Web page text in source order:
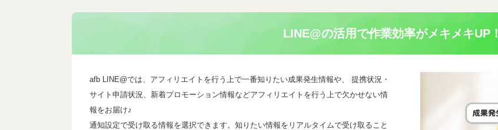
LINE@の活用で作業効率がメキメキUP！
afb LINE@では、アフィリエイトを行う上で一番知りたい成果発生情報や、 提携状況・
サイト申請状況、新着プロモーション情報などアフィリエイトを行う上で欠かせない情
報をお届け♪
通知設定で受け取る情報を選択できます。知りたい情報をリアルタイムで受け取ること